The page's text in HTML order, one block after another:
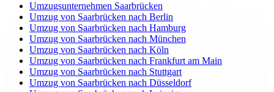
Umzugsunternehmen Saarbrücken
Umzug von Saarbrücken nach Berlin
Umzug von Saarbrücken nach Hamburg
Umzug von Saarbrücken nach München
Umzug von Saarbrücken nach Köln
Umzug von Saarbrücken nach Frankfurt am Main
Umzug von Saarbrücken nach Stuttgart
Umzug von Saarbrücken nach Düsseldorf